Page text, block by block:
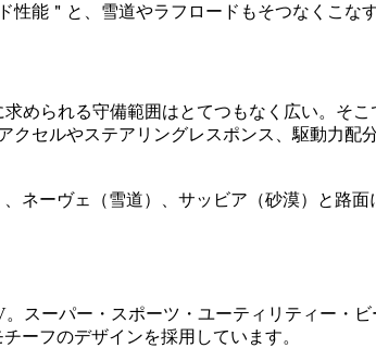
能＂と、雪道やラフロードもそつなくこ
められる守備範囲はとてつもなく広い。そ
クセルやステアリングレスポンス、駆動力
ネーヴェ（雪道）、サッビア（砂漠）と路
スーパー・スポーツ・ユーティリティー・
ーフのデザインを採用しています。